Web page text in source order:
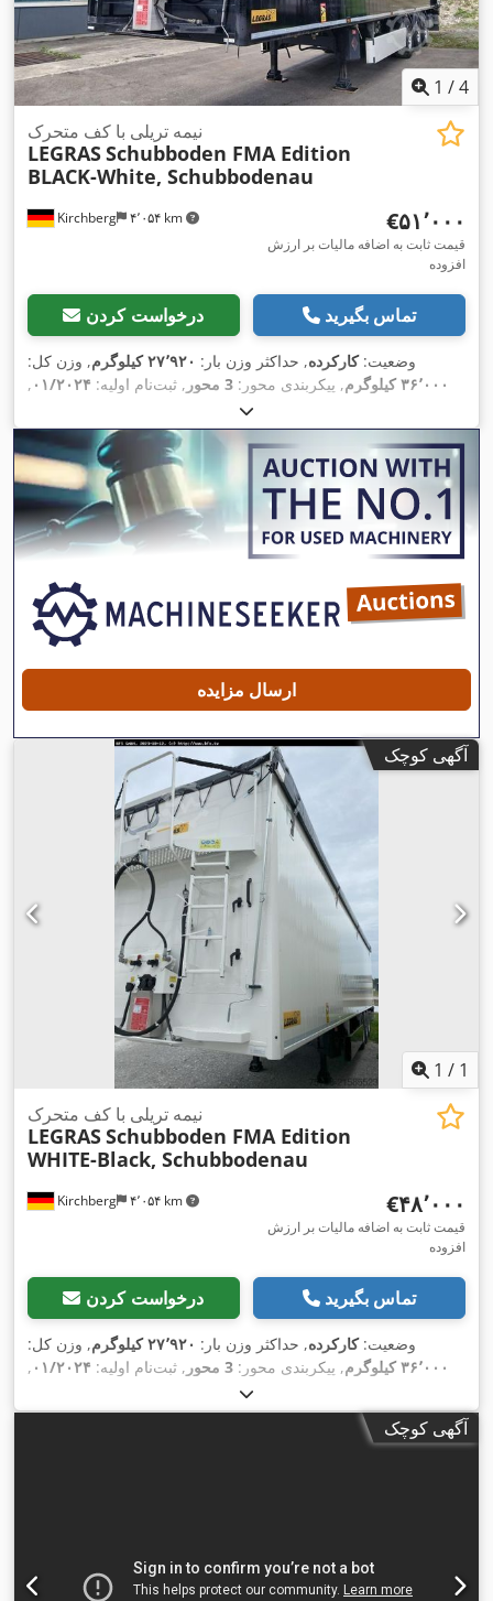
1 /4
Kirchberg ۴٬۰۵۴ km
نیمه تریلی با کف متحرک
LEGRASSchubboden FMA Edition
BLACK-White, Schubbodenau
‎€۵۱٬۰۰۰
قیمت ثابت به اضافه مالیات بر ارزش
افزوده
درخواست کردن تماس بگیرید
وضعیت:کارکرده, حداکثر وزن بار: ۲۷٬۹۲۰ کیلوگرم
, وزن کل:
۳۶٬۰۰۰ کیلوگرم
, پیکربندی محور: 3 محور , ثبت‌نام اولیه: ۰۱/۲۰۲۴ ,
ارسال مزایده
آگهی کوچک
1 / 1
Kirchberg ۴٬۰۵۴ km
نیمه تریلی با کف متحرک
LEGRASSchubboden FMA Edition
WHITE-Black, Schubbodenau
‎€۴۸٬۰۰۰
قیمت ثابت به اضافه مالیات بر ارزش
افزوده
درخواست کردن تماس بگیرید
وضعیت:کارکرده, حداکثر وزن بار: ۲۷٬۹۲۰ کیلوگرم
, وزن کل:
۳۶٬۰۰۰ کیلوگرم
, پیکربندی محور: 3 محور , ثبت‌نام اولیه: ۰۱/۲۰۲۴ ,
آگهی کوچک